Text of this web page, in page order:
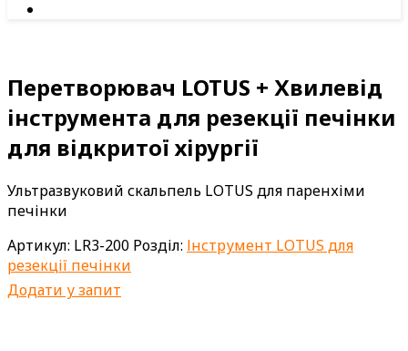
Перетворювач LOTUS + Хвилевід
інструмента для резекції печінки
для відкритої хірургії
Ультразвуковий скальпель LOTUS для паренхіми
печінки
Артикул: LR3-200 Розділ: Інструмент LOTUS для
резекції печінки
Додати у запит